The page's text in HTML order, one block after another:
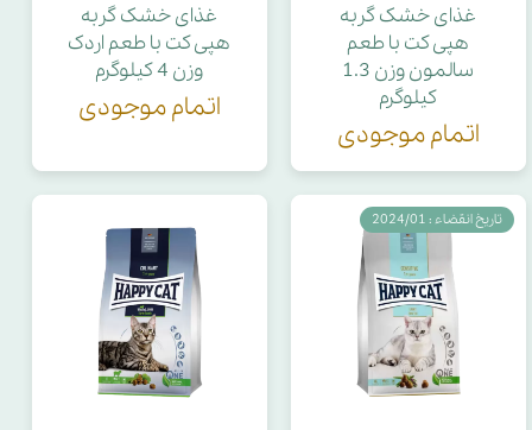
غذای خشک گربه
هپی کت با طعم
سالمون وزن 1.3
کیلوگرم
اتمام موجودی
غذای خشک گربه
هپی کت با طعم اردک
وزن 4 کیلوگرم
اتمام موجودی
تاریخ انقضاء : 2024/01